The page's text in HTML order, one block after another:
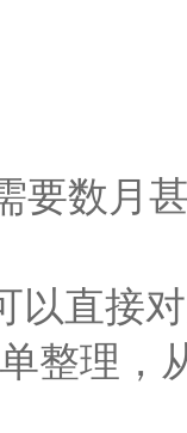
要数月
以直接
整理，